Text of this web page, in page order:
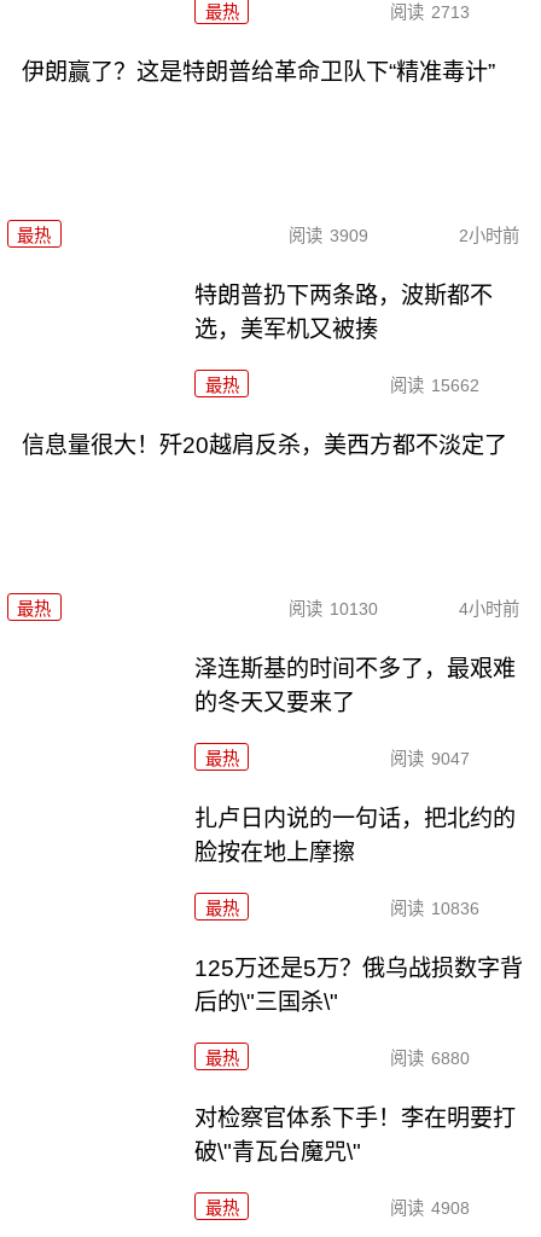
最热 阅读 2713
伊朗赢了？这是特朗普给革命卫队下“精准毒计”
最热 阅读 3909 2小时前
特朗普扔下两条路，波斯都不
选，美军机又被揍
最热 阅读 15662
信息量很大！歼20越肩反杀，美西方都不淡定了
最热 阅读 10130 4小时前
泽连斯基的时间不多了，最艰难
的冬天又要来了
最热 阅读 9047
扎卢日内说的一句话，把北约的
脸按在地上摩擦
最热 阅读 10836
125万还是5万？俄乌战损数字背
后的\"三国杀\"
最热 阅读 6880
对检察官体系下手！李在明要打
破\"青瓦台魔咒\"
最热 阅读 4908